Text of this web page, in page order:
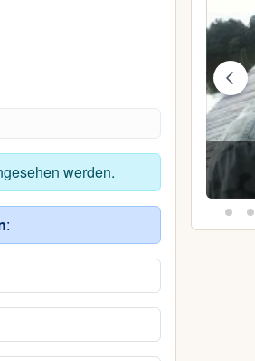
werden.
:
Carolin S.
38, Pasewalk